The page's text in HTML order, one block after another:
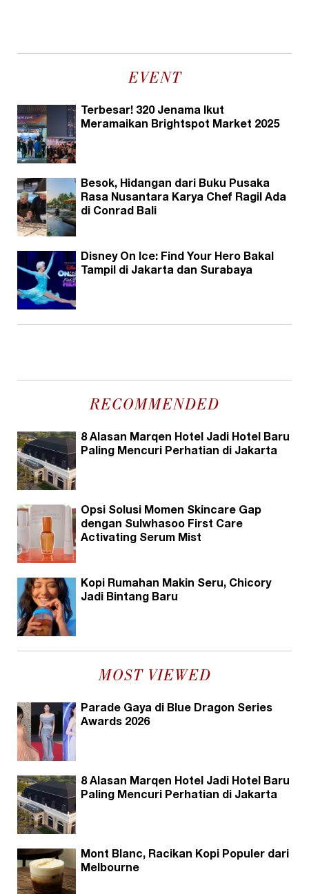
EVENT
Terbesar! 320 Jenama Ikut
Meramaikan Brightspot Market 2025
Besok, Hidangan dari Buku Pusaka
Rasa Nusantara Karya Chef Ragil Ada
di Conrad Bali
Disney On Ice: Find Your Hero Bakal
Tampil di Jakarta dan Surabaya
RECOMMENDED
8 Alasan Marqen Hotel Jadi Hotel Baru
Paling Mencuri Perhatian di Jakarta
Opsi Solusi Momen Skincare Gap
dengan Sulwhasoo First Care
Activating Serum Mist
Kopi Rumahan Makin Seru, Chicory
Jadi Bintang Baru
MOST VIEWED
Parade Gaya di Blue Dragon Series
Awards 2026
8 Alasan Marqen Hotel Jadi Hotel Baru
Paling Mencuri Perhatian di Jakarta
Mont Blanc, Racikan Kopi Populer dari
Melbourne